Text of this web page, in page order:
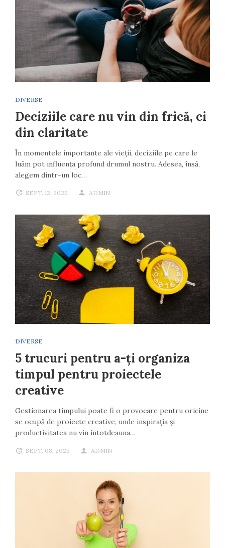
DIVERSE
Deciziile care nu vin din frică, ci
din claritate
În momentele importante ale vieții, deciziile pe care le
luăm pot influența profund drumul nostru. Adesea, însă,
alegem dintr-un loc…
SEPT. 12, 2025 ADMIN
DIVERSE
5 trucuri pentru a-ți organiza
timpul pentru proiectele
creative
Gestionarea timpului poate fi o provocare pentru oricine
se ocupă de proiecte creative, unde inspirația și
productivitatea nu vin întotdeauna…
SEPT. 08, 2025 ADMIN